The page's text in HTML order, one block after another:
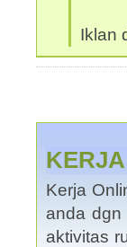
Iklan
Kerja
anda
aktivitas